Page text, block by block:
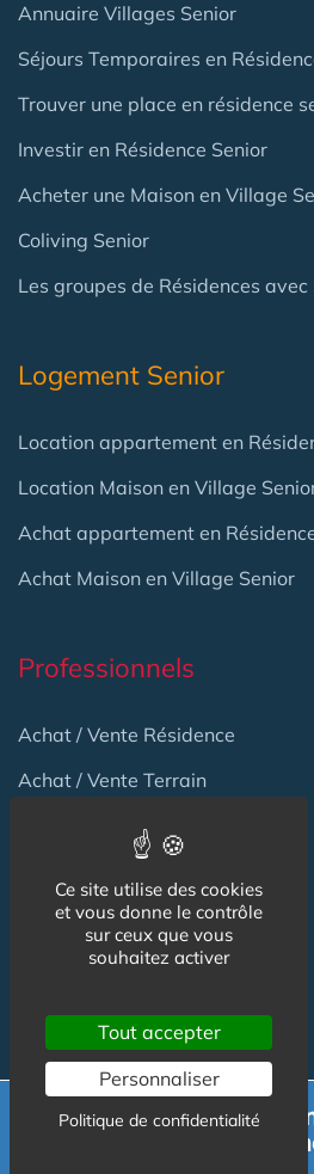
Annuaire Villages Senior
Séjours Temporaires en
Trouver une place en résidence
Investir en Résidence Senior
Acheter une Maison en Village
Coliving Senior
Les groupes de Résidences
Logement Senior
Location appartement en
Location Maison en Village
Achat appartement en
Achat Maison en Village Senior
Professionnels
Achat / Vente Résidence
Achat / Vente Terrain
Création Résidence
Réglementation
Actu Marché
Formation
Besoin
Ce site utilise des cookies
et vous donne le contrôle
sur ceux que vous
souhaitez activer
Tout accepter
Personnaliser
Politique de confidentialité